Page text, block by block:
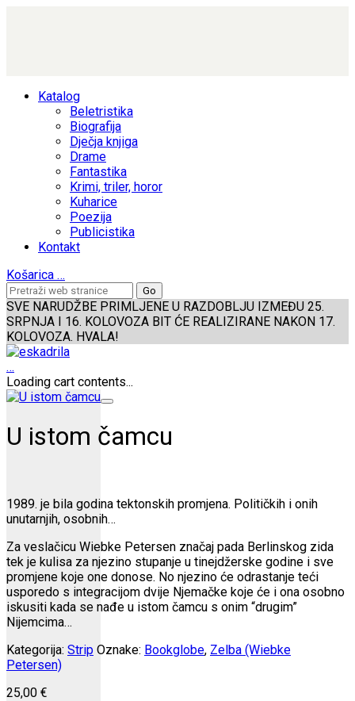
Katalog
Beletristika
Biografija
Dječja knjiga
Drame
Fantastika
Krimi, triler, horor
Kuharice
Poezija
Publicistika
Kontakt
Košarica …
SVE NARUDŽBE PRIMLJENE U RAZDOBLJU IZMEĐU 25.
SRPNJA I 16. KOLOVOZA BIT ĆE REALIZIRANE NAKON 17.
KOLOVOZA. HVALA!
…
Loading cart contents...
U istom čamcu
1989. je bila godina tektonskih promjena. Političkih i onih
unutarnjih, osobnih…
Za veslačicu Wiebke Petersen značaj pada Berlinskog zida
tek je kulisa za njezino stupanje u tinejdžerske godine i sve
promjene koje one donose. No njezino će odrastanje teći
usporedo s integracijom dvije Njemačke koje će i ona osobno
iskusiti kada se nađe u istom čamcu s onim “drugim”
Nijemcima…
Kategorija: Strip Oznake: Bookglobe, Zelba (Wiebke
Petersen)
25,00 €